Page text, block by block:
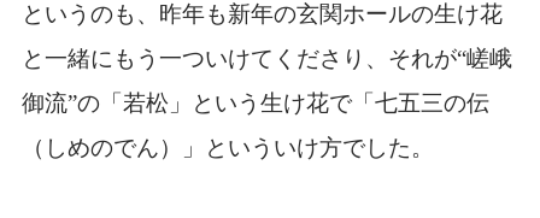
というのも、昨年も新年の玄関ホールの生け花
と一緒にもう一ついけてくださり、それが“嵯峨
御流”の「若松」という生け花で「七五三の伝
（しめのでん）」といういけ方でした。